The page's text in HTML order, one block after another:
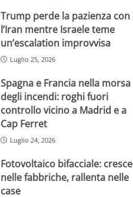
Trump perde la pazienza con
l’Iran mentre Israele teme
un’escalation improvvisa
Luglio 25, 2026
Spagna e Francia nella morsa
degli incendi: roghi fuori
controllo vicino a Madrid e a
Cap Ferret
Luglio 24, 2026
Fotovoltaico bifacciale: cresce
nelle fabbriche, rallenta nelle
case